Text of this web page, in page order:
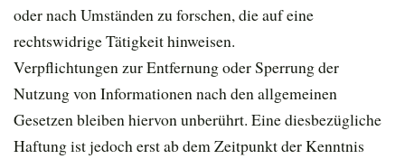
oder nach Umständen zu forschen, die auf eine
rechtswidrige Tätigkeit hinweisen.
Verpflichtungen zur Entfernung oder Sperrung der
Nutzung von Informationen nach den allgemeinen
Gesetzen bleiben hiervon unberührt. Eine diesbezügliche
Haftung ist jedoch erst ab dem Zeitpunkt der Kenntnis